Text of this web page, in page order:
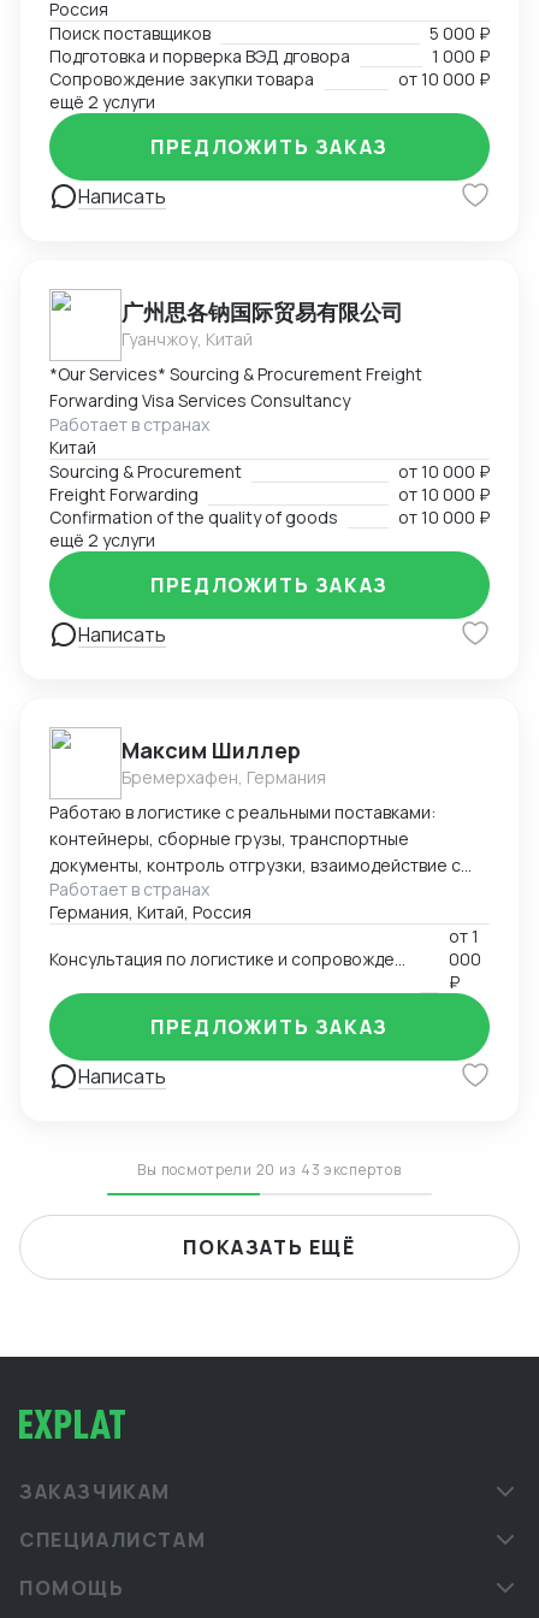
Поиск поставщиков в сфере запчастей, одежды,
товаров для дома и электронике. Поиск
поставщиков, подбор и проверка благонадежности
фабрик, подготовка договоров, ведение закупки на
всех этапах, подготовка товаросопроводительной
документации. Перевод на "белую" закупку и импорт
с минимальным удорожанием товара.
Россия
Поиск поставщиков
5 000 ₽
Подготовка и порверка ВЭД дговора
1 000 ₽
Сопровождение закупки товара
от10 000 ₽
ещё 2 услуги
Написать
ПРЕДЛОЖИТЬ ЗАКАЗ
广州思各钠国际贸易有限公司
Гуанчжоу, Китай
*Our Services* Sourcing & Procurement Freight
Forwarding Visa Services Consultancy
Работает в странах
Китай
Sourcing & Procurement
от10 000 ₽
Freight Forwarding
от10 000 ₽
Confirmation of the quality of goods
от10 000 ₽
ещё 2 услуги
Написать
ПРЕДЛОЖИТЬ ЗАКАЗ
Максим Шиллер
Бремерхафен, Германия
Работаю в логистике с реальными поставками:
контейнеры, сборные грузы, транспортные
документы, контроль отгрузки, взаимодействие с
агентами и перевозчиками. Специализируюсь на
логистике из Европы, умею быстро ориентироваться
в нестандартных ситуациях и держать процесс под
контролем. Работаю из Германии, открыт к
удалённому сотрудничеству.
Работает в странах
Германия, Китай, Россия
Консультация по логистике и сопровождению поставок (к примеру из Европы и Китая)
от1
000
₽
Написать
ПРЕДЛОЖИТЬ ЗАКАЗ
Вы посмотрели 20 из 43 экспертов
ПОКАЗАТЬ ЕЩЁ
ЗАКАЗЧИКАМ
СПЕЦИАЛИСТАМ
ПОМОЩЬ